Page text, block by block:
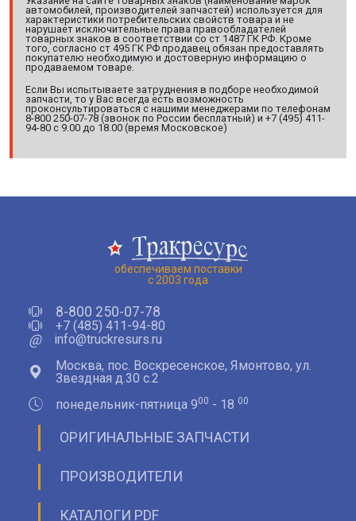
автомобилей, производителей запчастей) используется для
характеристики потребительских свойств товара и не
нарушает исключительные права правообладателей
товарных знаков в соответствии со ст 1487 ГК РФ. Кроме
того, согласно ст 495 ГК РФ продавец обязан предоставлять
покупателю необходимую и достоверную информацию о
продаваемом товаре.
Если Вы испытываете затруднения в подборе необходимой
запчасти, то у Вас всегда есть возможность
проконсультироваться с нашими менеджерами по телефонам
8-800 250-07-78 (звонок по России бесплатный) и +7 (495) 411-
94-80 с 9.00 до 18.00 (время Московское)
обеспечиваем поставки
с 2003 года
8-800 250-07-78
+7 (485) 411-94-80
@
info@truckresurs.ru
Москва, пос. Воскресенское, Ямонтово, ул.
Звездная д.30 с.2
понедельник-пятница 900 - 18 00
ОРИГИНАЛЬНЫЕ ЗАПЧАСТИ
ПРОИЗВОДИТЕЛИ
КАТАЛОГИ PDF